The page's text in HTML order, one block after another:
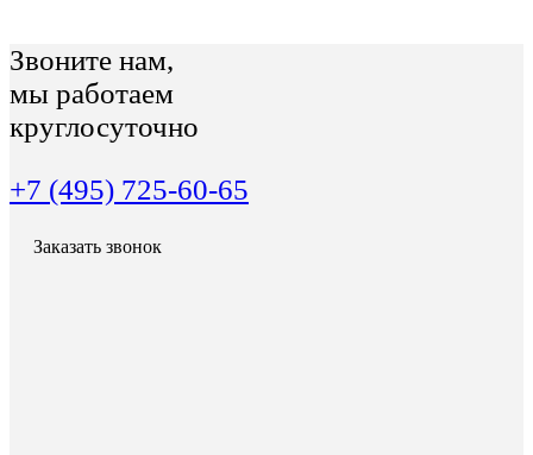
Звоните нам,
мы работаем
круглосуточно
+7 (495) 725-60-65
Заказать звонок